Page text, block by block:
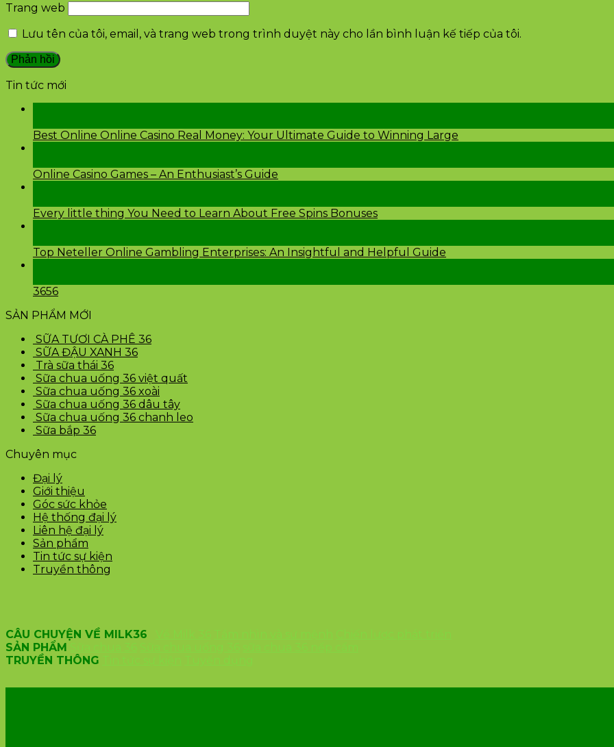
Trang web
Lưu tên của tôi, email, và trang web trong trình duyệt này cho lần bình luận kế tiếp của tôi.
Tin tức mới
Best Online Online Casino Real Money: Your Ultimate Guide to Winning Large
Online Casino Games – An Enthusiast’s Guide
Every little thing You Need to Learn About Free Spins Bonuses
Top Neteller Online Gambling Enterprises: An Insightful and Helpful Guide
3656
SẢN PHẨM MỚI
SỮA TƯƠI CÀ PHÊ 36
SỮA ĐẬU XANH 36
Trà sữa thái 36
Sữa chua uống 36 việt quất
Sữa chua uống 36 xoài
Sữa chua uống 36 dâu tây
Sữa chua uống 36 chanh leo
Sữa bắp 36
Chuyên mục
Đại lý
Giới thiệu
Góc sức khỏe
Hệ thống đại lý
Liên hệ đại lý
Sản phẩm
Tin tức sự kiện
Truyền thông
CÂU CHUYỆN VỀ MILK36
SẢN PHẨM
TRUYỀN THÔNG